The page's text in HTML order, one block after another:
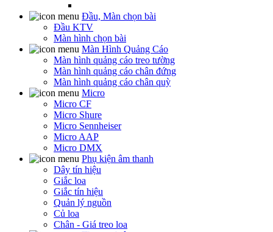
Đầu, Màn chọn bài
Đầu KTV
Màn hình chọn bài
Màn Hình Quảng Cáo
Màn hình quảng cáo treo tường
Màn hình quảng cáo chân đứng
Màn hình quảng cáo chân quỳ
Micro
Micro CF
Micro Shure
Micro Sennheiser
Micro AAP
Micro DMX
Phụ kiện âm thanh
Dây tín hiệu
Giắc loa
Giắc tín hiệu
Quản lý nguồn
Củ loa
Chân - Giá treo loa